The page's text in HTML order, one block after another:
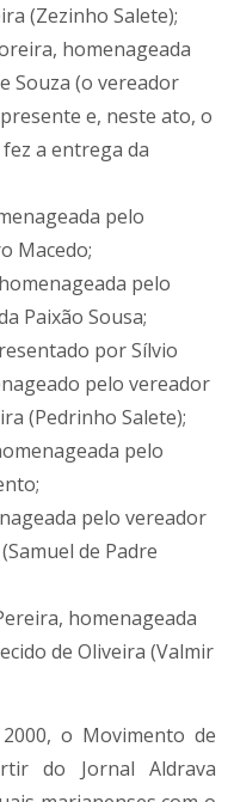
(Zezinho Salete);
homenageada
Souza (o vereador
e, neste ato, o
a entrega da
pelo
Macedo;
pelo
Paixão Sousa;
por Sílvio
pelo vereador
(Pedrinho Salete);
pelo
pelo vereador
de Padre
homenageada
de Oliveira (Valmir
o Movimento de
do Jornal Aldrava